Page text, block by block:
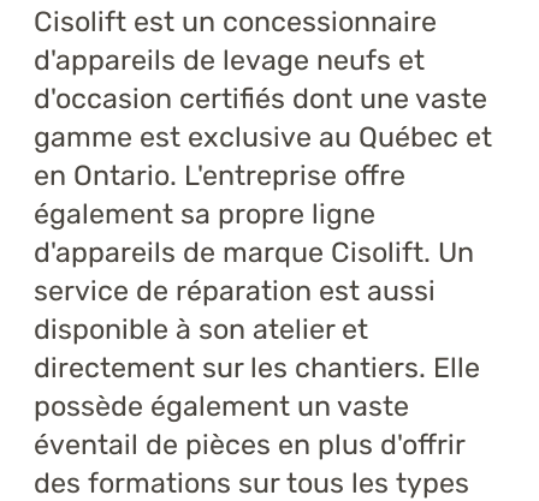
Cisolift est un concessionnaire
d'appareils de levage neufs et
d'occasion certifiés dont une vaste
gamme est exclusive au Québec et
en Ontario. L'entreprise offre
également sa propre ligne
d'appareils de marque Cisolift. Un
service de réparation est aussi
disponible à son atelier et
directement sur les chantiers. Elle
possède également un vaste
éventail de pièces en plus d'offrir
des formations sur tous les types